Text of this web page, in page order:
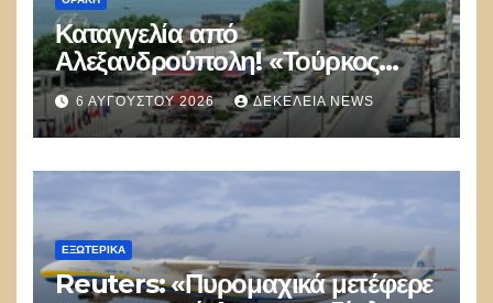
Καταγγελία από
Αλεξανδρούπολη! «Τούρκος
αστυνομικός επέδειξε ταυτότητα
και έκανε υποδείξεις σε Έλληνα
πολίτη»
6 ΑΥΓΟΎΣΤΟΥ 2026 ΔΕΚΈΛΕΙΑ NEWS
ΕΞΩΤΕΡΙΚΑ
Reuters: «Πυρομαχικά μετέφερε